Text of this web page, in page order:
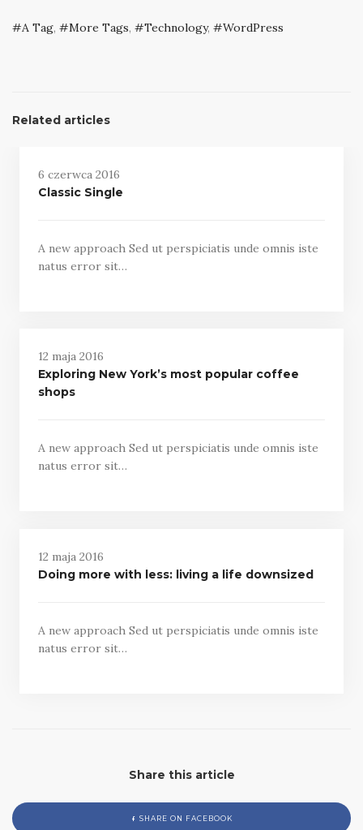
A Tag, More Tags, Technology, WordPress
Related articles
6 czerwca 2016
Classic Single
A new approach Sed ut perspiciatis unde omnis iste
natus error sit…
12 maja 2016
Exploring New York’s most popular coffee
shops
A new approach Sed ut perspiciatis unde omnis iste
natus error sit…
12 maja 2016
Doing more with less: living a life downsized
A new approach Sed ut perspiciatis unde omnis iste
natus error sit…
Share this article
SHARE ON FACEBOOK